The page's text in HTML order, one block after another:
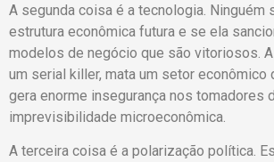
A segunda coisa é a tecnologia. Ninguém
estrutura econômica futura e se ela
modelos de negócio que são vitoriosos.
um serial killer, mata um setor econômico
gera enorme insegurança nos tomadores
imprevisibilidade microeconômica.
A terceira coisa é a polarização política.